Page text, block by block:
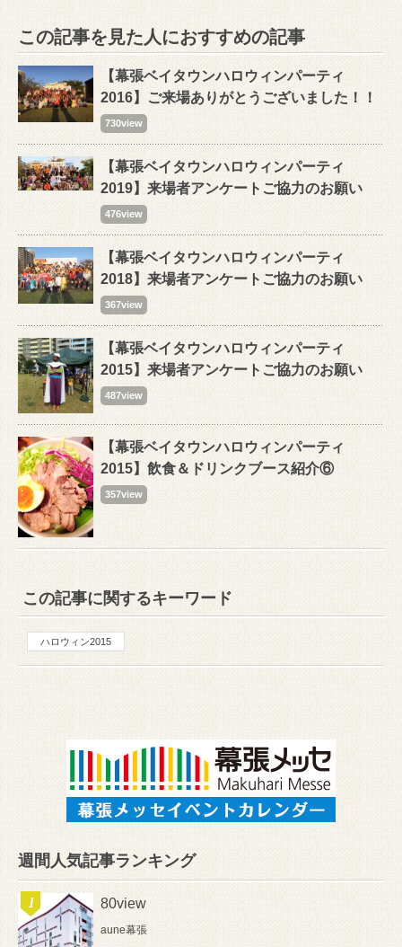
この記事を見た人におすすめの記事
【幕張ベイタウンハロウィンパーティ
2016】ご来場ありがとうございました！！
730view
【幕張ベイタウンハロウィンパーティ
2019】来場者アンケートご協力のお願い
476view
【幕張ベイタウンハロウィンパーティ
2018】来場者アンケートご協力のお願い
367view
【幕張ベイタウンハロウィンパーティ
2015】来場者アンケートご協力のお願い
487view
【幕張ベイタウンハロウィンパーティ
2015】飲食＆ドリンクブース紹介⑥
357view
この記事に関するキーワード
ハロウィン2015
週間人気記事ランキング
80view
aune幕張